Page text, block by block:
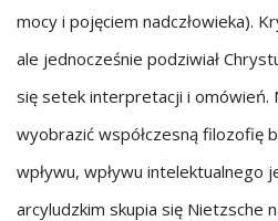
mocy i pojęciem nadczłowieka).
ale jednocześnie podziwiał
się setek interpretacji i omówień.
wyobrazić współczesną filozofię
wpływu, wpływu intelektualnego
arcyludzkim skupia się Nietzsche